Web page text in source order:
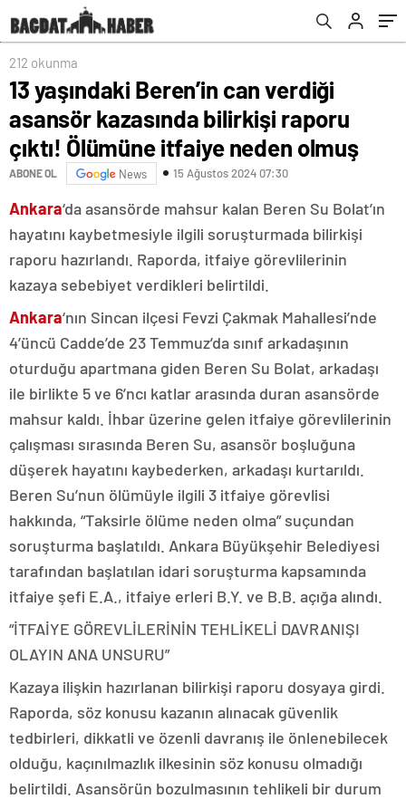
itfaiye neden olmuş
212 okunma
13 yaşındaki Beren’in can verdiği
asansör kazasında bilirkişi raporu
çıktı! Ölümüne itfaiye neden olmuş
ABONE OL News 15 Ağustos 2024 07:30
Ankara‘da asansörde mahsur kalan Beren Su Bolat’ın
hayatını kaybetmesiyle ilgili soruşturmada bilirkişi
raporu hazırlandı. Raporda, itfaiye görevlilerinin
kazaya sebebiyet verdikleri belirtildi.
Ankara‘nın Sincan ilçesi Fevzi Çakmak Mahallesi’nde
4’üncü Cadde’de 23 Temmuz’da sınıf arkadaşının
oturduğu apartmana giden Beren Su Bolat, arkadaşı
ile birlikte 5 ve 6’ncı katlar arasında duran asansörde
mahsur kaldı. İhbar üzerine gelen itfaiye görevlilerinin
çalışması sırasında Beren Su, asansör boşluğuna
düşerek hayatını kaybederken, arkadaşı kurtarıldı.
Beren Su’nun ölümüyle ilgili 3 itfaiye görevlisi
hakkında, “Taksirle ölüme neden olma” suçundan
soruşturma başlatıldı. Ankara Büyükşehir Belediyesi
tarafından başlatılan idari soruşturma kapsamında
itfaiye şefi E.A., itfaiye erleri B.Y. ve B.B. açığa alındı.
“İTFAİYE GÖREVLİLERİNİN TEHLİKELİ DAVRANIŞI
OLAYIN ANA UNSURU”
Kazaya ilişkin hazırlanan bilirkişi raporu dosyaya girdi.
Raporda, söz konusu kazanın alınacak güvenlik
tedbirleri, dikkatli ve özenli davranış ile önlenebilecek
olduğu, kaçınılmazlık ilkesinin söz konusu olmadığı
belirtildi. Asansörün bozulmasının tehlikeli bir durum